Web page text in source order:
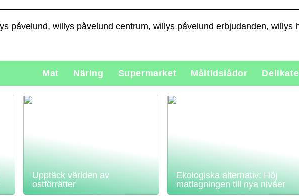
påvelund, willys påvelund centrum, willys påvelund erbjudanden, willys
Mat Näring Supermarket Måltidslådor
Upptäck världen av
ostförrätter
Ekologiska alternativ: Höj
matlagningen till nya nivåer